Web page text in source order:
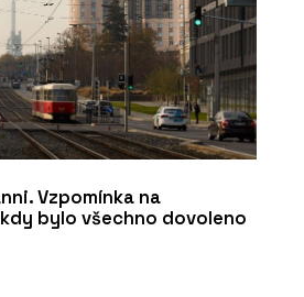
Vzpomínka na
bylo všechno dovoleno